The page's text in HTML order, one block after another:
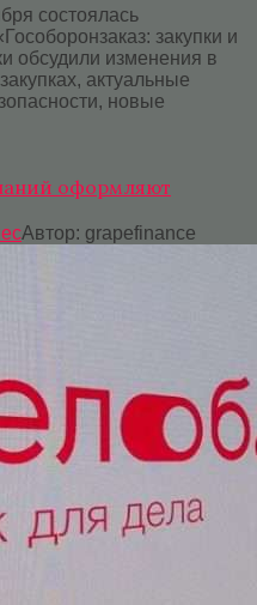
состоялась
закупки и
обсудили изменения в
актуальные
новые
оформляют
Автор: grapefinance